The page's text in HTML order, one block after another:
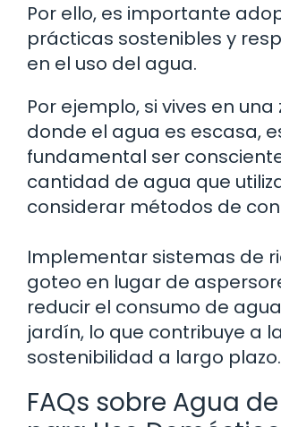
Por ello, es importante
prácticas sostenibles y
en el uso del agua.
Por ejemplo, si vives en una
donde el agua es escasa,
fundamental ser
cantidad de agua que
considerar métodos de
Implementar sistemas de
goteo en lugar de
reducir el consumo de
jardín, lo que contribuye a la
sostenibilidad a largo plazo.
FAQs sobre Agua